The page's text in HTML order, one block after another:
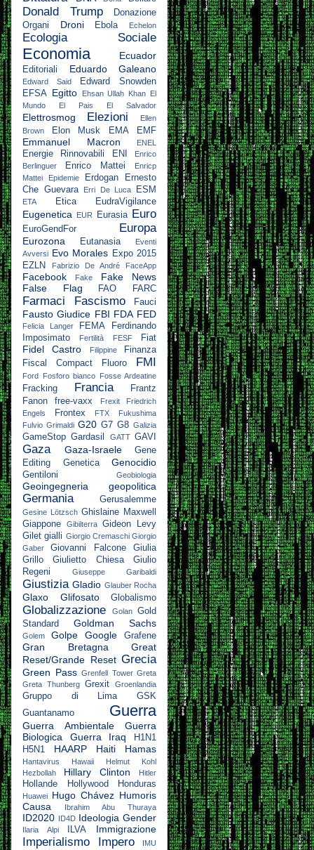
Donald Trump
Donazione
Organi
Droni Ebola Echelon
Ecologia Sociale
Economia Ecuador
Editoriali Eduardo Galeano
Edward Said
Edward Snowden
EFSA Egitto Ehsan Ullah Khan El
Mundo
El Pais El Salvador
Elettrosmog Elezioni
Ellen
Brown
Elon Musk EMA EMF
Emmanuel Macron ENEL
Energie Rinnovabili ENI
Enrico
Berlinguer
Enrico Mattei
Enricp
Mattei
Epidemie Erdogan
Ernesto
Che Guevara
Erri De Luca ESM
ETA Etica EudraVigilance
Eugenetica EUR Eurasia Euro
EuroGendFor Europa
Eurozona Eutanasia
Eventi
Avversi Evo Morales Expo 2015
EZLN
Fabrizio De André FaceApp
Facebook Fake
Fake News
False Flag
FAO FARC
Farmaci Fascismo Fauci
Fausto Giudice FBI FDA FED
Felicia Langer FEMA
Ferdinando
Imposimato
Fertilità FESF Fiat
Fidel Castro Filippine
Finanza
Fiscal Compact
Fluoro FMI
Ford Fosforo bianco Fosse Ardeatine
Fracking Francia
Frantz
Fanon
free-vaxx Frexit
Friedrich
Engels
Frontex FTX
Fukushima
Fulvio Grimaldi G20 G7 G8 Galizia
GameStop Gardasil GATT GAVI
Gaza Gaza-Israele
Gene
Editing
Genetica Genocidio
Gentiloni Geobiologia
Geoingegneria geopolitica
Germania Gerusalemme
Gesine Lötzsch Ghislaine Maxwell
Giappone
Gibilterra Gideon Levy
Gilet gialli Giorgio Cremaschi Giorgio
Gaber
Giovanni Falcone
Giulia
Grillo
Giulietto Chiesa
Giulio
Regeni
Giuseppe Garibaldi
Giustizia Gladio Glauber Rocha
Glaxo Glifosato Globalismo
Globalizzazione Golan Gold
Standard
Goldman Sachs
Golem Golpe Google Grafene
Gran Bretagna
Great
Reset/Grande Reset Grecia
Green Pass Grenfell Tower Greta
Greta Thunberg Grexit Groenlandia
Gruppo di Lima
GSK
Guantanamo
Guerra
Guerra Ambientale
Guerra
Biologica
Guerra Iraq
H1N1
H5N1
HAARP Haiti Hamas
Hantavirus Hawaii
Helmut Kohl
Hezbollah
Hillary Clinton Hitler
Hollande Hollywood Honduras
Huawei Hugo Chávez Humoris
Causa
Ibrahim Abu Thuraya
ID2020 ID4D Ideologia Gender
Ilaria Alpi ILVA Immigrazione
Imperialismo Impero IMU